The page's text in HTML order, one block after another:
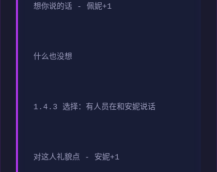
想你说的话 - 佩妮+1
什么也没想
1.4.3 选择：有人员在和安妮说话
对这人礼貌点 - 安妮+1